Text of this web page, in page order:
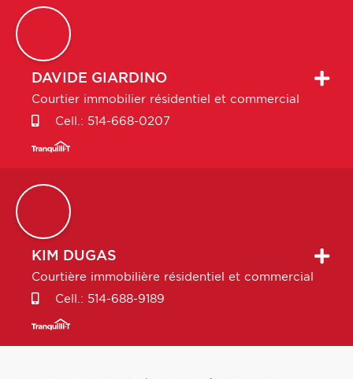
DAVIDE GIARDINO
Courtier immobilier résidentiel et commercial
Cell.: 514-668-0207
KIM DUGAS
Courtière immobilière résidentiel et commercial
Cell.: 514-688-9189